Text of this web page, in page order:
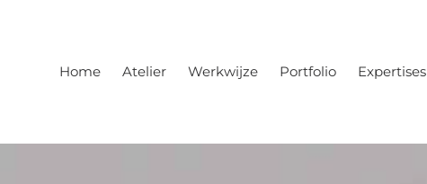
Home Atelier Werkwijze Portfolio Expertises